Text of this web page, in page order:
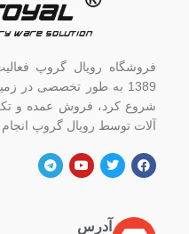
فروشگاه رویال گروپ
1389 به طور تخصصی در
شروع کرد، فروش عمده و
آلات توسط رویال گروپ
آدرس